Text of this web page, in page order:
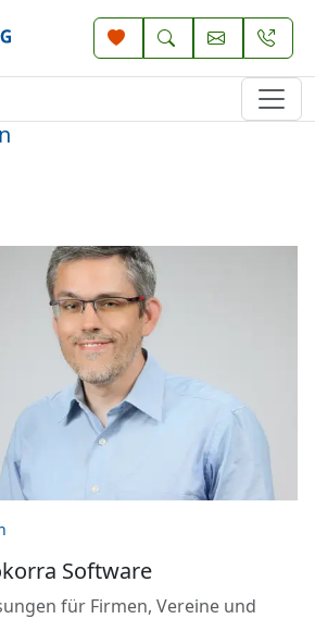
Software
für Firmen, Vereine und